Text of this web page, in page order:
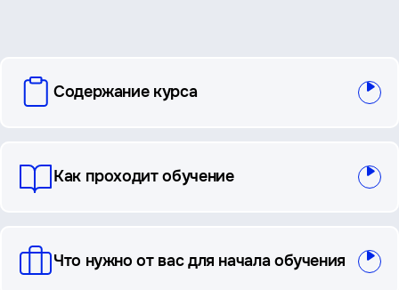
вопросы
Содержание курса
Как проходит обучение
Что нужно от вас для начала обучения